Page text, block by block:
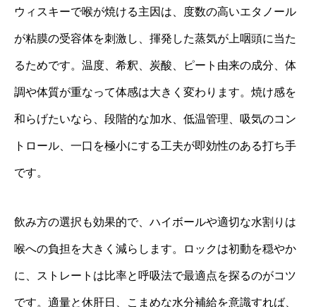
ウィスキーで喉が焼ける主因は、度数の高いエタノール
が粘膜の受容体を刺激し、揮発した蒸気が上咽頭に当た
るためです。温度、希釈、炭酸、ピート由来の成分、体
調や体質が重なって体感は大きく変わります。焼け感を
和らげたいなら、段階的な加水、低温管理、吸気のコン
トロール、一口を極小にする工夫が即効性のある打ち手
です。
飲み方の選択も効果的で、ハイボールや適切な水割りは
喉への負担を大きく減らします。ロックは初動を穏やか
に、ストレートは比率と呼吸法で最適点を探るのがコツ
です。適量と休肝日、こまめな水分補給を意識すれば、